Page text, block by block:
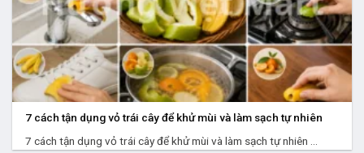
7 cách tận dụng vỏ trái cây để khử mùi và làm sạch tự nhiên
7 cách tận dụng vỏ trái cây để khử mùi và làm sạch tự nhiên ...